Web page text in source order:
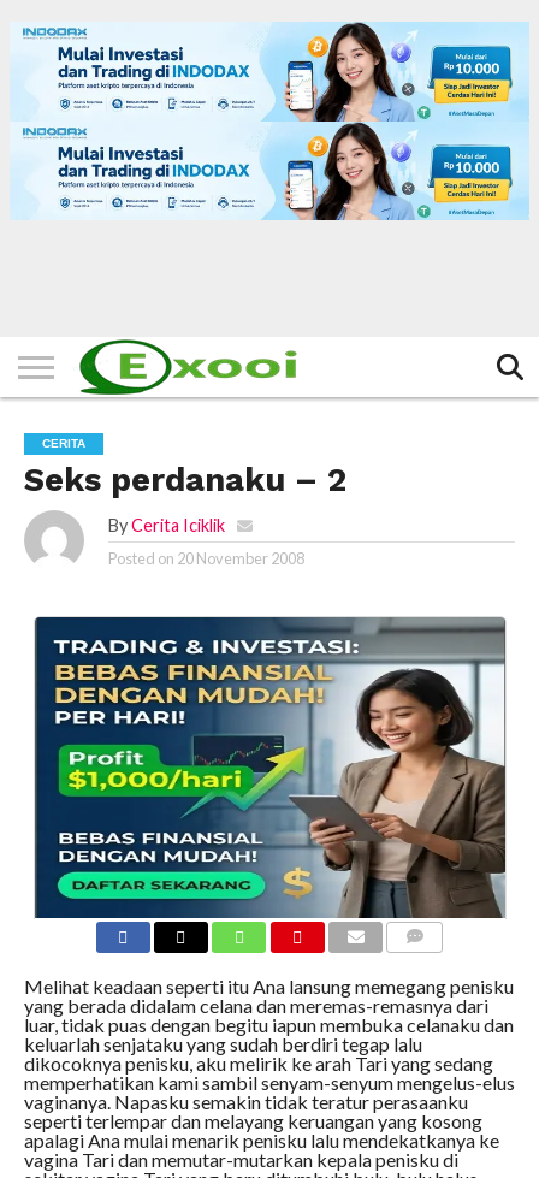
HOME
FILTER
BERITA
BIODATA
CERITA
CERPEN
EKSKLUSIF
FOTO
VIDEO
TIPS
MORE
CERITA
Seks perdanaku – 2
By Cerita Iciklik
Posted on 20 November 2008
Melihat keadaan seperti itu Ana lansung memegang penisku
yang berada didalam celana dan meremas-remasnya dari
luar, tidak puas dengan begitu iapun membuka celanaku dan
keluarlah senjataku yang sudah berdiri tegap lalu
dikocoknya penisku, aku melirik ke arah Tari yang sedang
memperhatikan kami sambil senyam-senyum mengelus-elus
vaginanya. Napasku semakin tidak teratur perasaanku
seperti terlempar dan melayang keruangan yang kosong
apalagi Ana mulai menarik penisku lalu mendekatkanya ke
vagina Tari dan memutar-mutarkan kepala penisku di